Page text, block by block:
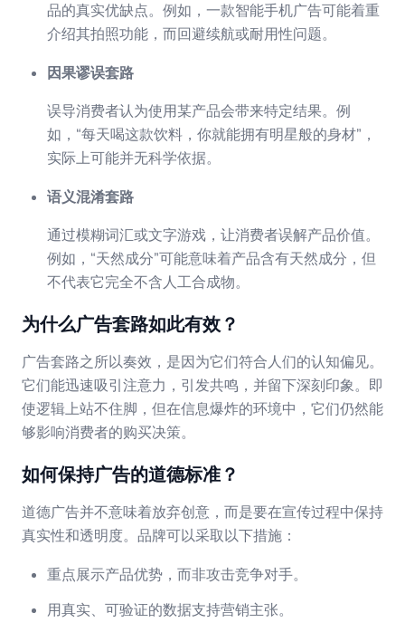
品的真实优缺点。例如，一款智能手机广告可能着重
介绍其拍照功能，而回避续航或耐用性问题。
因果谬误套路
误导消费者认为使用某产品会带来特定结果。例
如，“每天喝这款饮料，你就能拥有明星般的身材”，
实际上可能并无科学依据。
语义混淆套路
通过模糊词汇或文字游戏，让消费者误解产品价值。
例如，“天然成分”可能意味着产品含有天然成分，但
不代表它完全不含人工合成物。
为什么广告套路如此有效？
广告套路之所以奏效，是因为它们符合人们的认知偏见。
它们能迅速吸引注意力，引发共鸣，并留下深刻印象。即
使逻辑上站不住脚，但在信息爆炸的环境中，它们仍然能
够影响消费者的购买决策。
如何保持广告的道德标准？
道德广告并不意味着放弃创意，而是要在宣传过程中保持
真实性和透明度。品牌可以采取以下措施：
重点展示产品优势，而非攻击竞争对手。
用真实、可验证的数据支持营销主张。